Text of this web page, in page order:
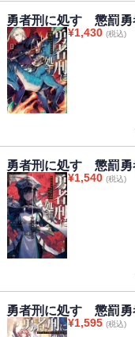
勇者刑に処す 懲罰勇
¥1,430 (税込)
勇者刑に処す 懲罰勇
¥1,540 (税込)
勇者刑に処す 懲罰勇
¥1,595 (税込)